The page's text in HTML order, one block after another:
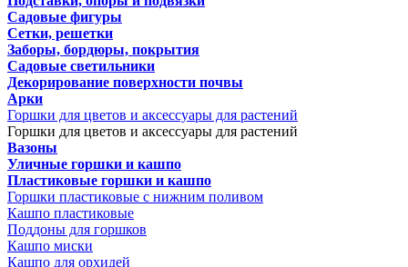
Садовые фигуры
Сетки, решетки
Заборы, бордюры, покрытия
Садовые светильники
Декорирование поверхности почвы
Арки
Горшки для цветов и аксессуары для растений
Горшки для цветов и аксессуары для растений
Вазоны
Уличные горшки и кашпо
Пластиковые горшки и кашпо
Горшки пластиковые с нижним поливом
Кашпо пластиковые
Поддоны для горшков
Кашпо миски
Кашпо для орхидей